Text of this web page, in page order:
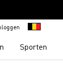
Sporten